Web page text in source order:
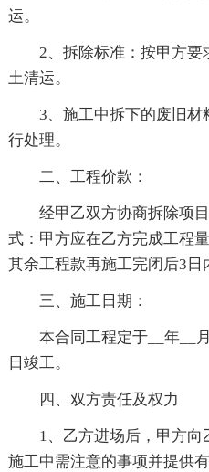
运。
2、拆除标准：按甲方
土清运。
3、施工中拆下的废旧材
行处理。
二、工程价款：
经甲乙双方协商拆除项
式：甲方应在乙方完成工程
其余工程款再施工完闭后3日
三、施工日期：
本合同工程定于__年__
日竣工。
四、双方责任及权力
1、乙方进场后，甲方
施工中需注意的事项并提供有